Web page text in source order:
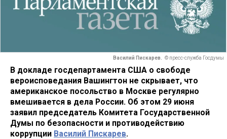
Василий Пискарев. © пресс-служба Госдумы
В докладе госдепартамента США о свободе
вероисповедания Вашингтон не скрывает, что
американское посольство в Москве регулярно
вмешивается в дела России. Об этом 29 июня
заявил председатель Комитета Государственной
Думы по безопасности и противодействию
коррупции Василий Пискарев.